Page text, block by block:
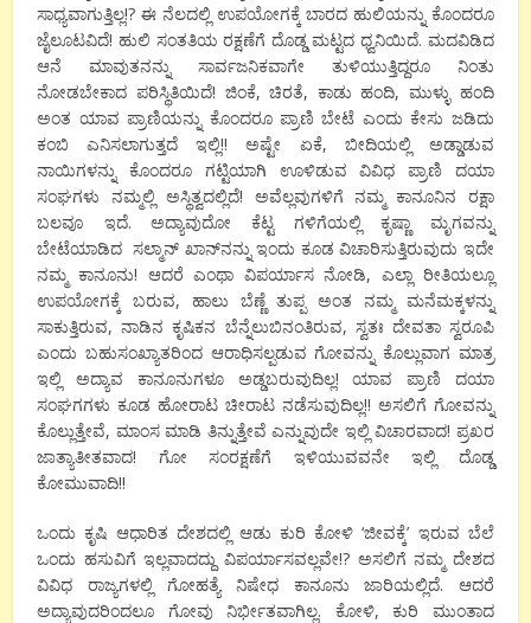
ಸಾಧ್ಯವಾಗುತ್ತಿಲ್ಲ!? ಈ ನೆಲದಲ್ಲಿ ಉಪಯೋಗಕ್ಕೆ ಬಾರದ ಹುಲಿಯನ್ನು ಕೊಂದರೂ
ಜೈಲೂಟವಿದೆ! ಹುಲಿ ಸಂತತಿಯ ರಕ್ಷಣೆಗೆ ದೊಡ್ಡ ಮಟ್ಟದ ಧ್ವನಿಯಿದೆ. ಮದವಿಡಿದ
ಆನೆ ಮಾವುತನನ್ನು ಸಾರ್ವಜನಿಕವಾಗೇ ತುಳಿಯುತ್ತಿದ್ದರೂ ನಿಂತು
ನೋಡಬೇಕಾದ ಪರಿಸ್ಥಿತಿಯಿದೆ! ಜಿಂಕೆ, ಚಿರತೆ, ಕಾಡು ಹಂದಿ, ಮುಳ್ಳು ಹಂದಿ
ಅಂತ ಯಾವ ಪ್ರಾಣಿಯನ್ನು ಕೊಂದರೂ ಪ್ರಾಣಿ ಬೇಟೆ ಎಂದು ಕೇಸು ಜಡಿದು
ಕಂಬಿ ಎನಿಸಲಾಗುತ್ತದೆ ಇಲ್ಲಿ!! ಅಷ್ಟೇ ಏಕೆ, ಬೀದಿಯಲ್ಲಿ ಅಡ್ಡಾಡುವ
ನಾಯಿಗಳನ್ನು ಕೊಂದರೂ ಗಟ್ಟಿಯಾಗಿ ಊಳಿಡುವ ವಿವಿಧ ಪ್ರಾಣಿ ದಯಾ
ಸಂಘಗಳು ನಮ್ಮಲ್ಲಿ ಅಸ್ಥಿತ್ವದಲ್ಲಿದೆ! ಅವೆಲ್ಲವುಗಳಿಗೆ ನಮ್ಮ ಕಾನೂನಿನ ರಕ್ಷಾ
ಬಲವೂ ಇದೆ. ಅದ್ಯಾವುದೋ ಕೆಟ್ಟ ಗಳಿಗೆಯಲ್ಲಿ ಕೃಷ್ಣಾ ಮೃಗವನ್ನು
ಬೇಟೆಯಾಡಿದ ಸಲ್ಮಾನ್‍ ಖಾನ್‍ನನ್ನು ಇಂದು ಕೂಡ ವಿಚಾರಿಸುತ್ತಿರುವುದು ಇದೇ
ನಮ್ಮ ಕಾನೂನು! ಆದರೆ ಎಂಥಾ ವಿಪರ್ಯಾಸ ನೋಡಿ, ಎಲ್ಲಾ ರೀತಿಯಲ್ಲೂ
ಉಪಯೋಗಕ್ಕೆ ಬರುವ, ಹಾಲು ಬೆಣ್ಣೆ ತುಪ್ಪ ಅಂತ ನಮ್ಮ ಮನೆಮಕ್ಕಳನ್ನು
ಸಾಕುತ್ತಿರುವ, ನಾಡಿನ ಕೃಷಿಕನ ಬೆನ್ನೆಲುಬಿನಂತಿರುವ, ಸ್ವತಃ ದೇವತಾ ಸ್ವರೂಪಿ
ಎಂದು ಬಹುಸಂಖ್ಯಾತರಿಂದ ಆರಾಧಿಸಲ್ಪಡುವ ಗೋವನ್ನು ಕೊಲ್ಲುವಾಗ ಮಾತ್ರ
ಇಲ್ಲಿ ಅದ್ಯಾವ ಕಾನೂನುಗಳೂ ಅಡ್ಡಬರುವುದಿಲ್ಲ! ಯಾವ ಪ್ರಾಣಿ ದಯಾ
ಸಂಘಗಗಳು ಕೂಡ ಹೋರಾಟ ಚೀರಾಟ ನಡೆಸುವುದಿಲ್ಲ!! ಅಸಲಿಗೆ ಗೋವನ್ನು
ಕೊಲ್ಲುತ್ತೇವೆ, ಮಾಂಸ ಮಾಡಿ ತಿನ್ನುತ್ತೇವೆ ಎನ್ನುವುದೇ ಇಲ್ಲಿ ವಿಚಾರವಾದ! ಪ್ರಖರ
ಜಾತ್ಯಾತೀತವಾದ! ಗೋ ಸಂರಕ್ಷಣೆಗೆ ಇಳಿಯುವವನೇ ಇಲ್ಲಿ ದೊಡ್ಡ
ಕೋಮುವಾದಿ!!
ಒಂದು ಕೃಷಿ ಆಧಾರಿತ ದೇಶದಲ್ಲಿ ಆಡು ಕುರಿ ಕೋಳಿ ‘ಜೀವಕ್ಕೆ’ ಇರುವ ಬೆಲೆ
ಒಂದು ಹಸುವಿಗೆ ಇಲ್ಲವಾದದ್ದು ವಿಪರ್ಯಾಸವಲ್ಲವೇ!? ಅಸಲಿಗೆ ನಮ್ಮ ದೇಶದ
ವಿವಿಧ ರಾಜ್ಯಗಳಲ್ಲಿ ಗೋಹತ್ಯೆ ನಿಷೇಧ ಕಾನೂನು ಜಾರಿಯಲ್ಲಿದೆ. ಆದರೆ
ಅದ್ಯಾವುದರಿಂದಲೂ ಗೋವು ನಿರ್ಭೀತವಾಗಿಲ್ಲ. ಕೋಳಿ, ಕುರಿ ಮುಂತಾದ